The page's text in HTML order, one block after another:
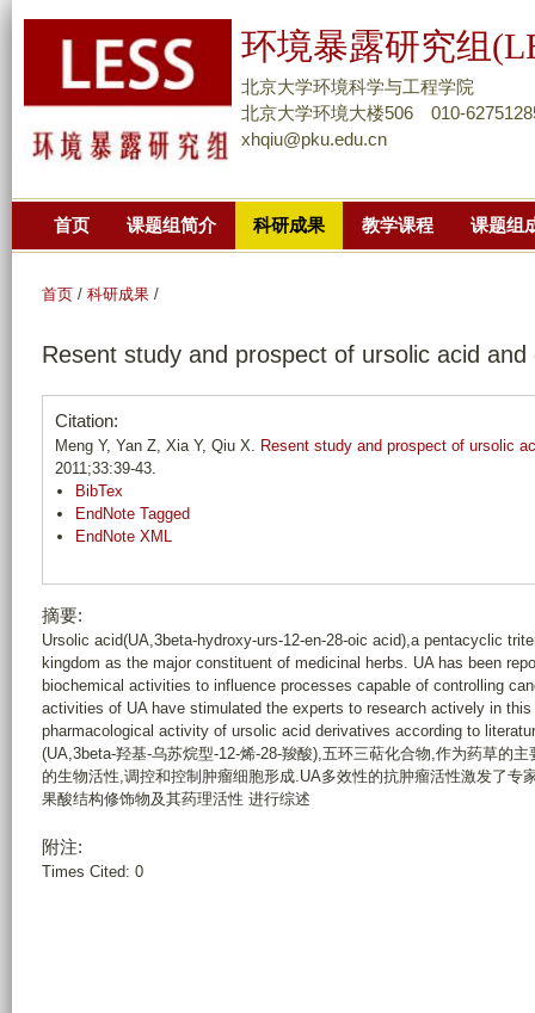
页
主
要
分
环境暴露研究组
北京大学环境科学与工程学院
北京大学环境大楼506 010-
xhqiu@pku.edu.cn
首页 课题组简介 科研成果 教学课程 课题组
首页 / 科研成果 /
Resent study and prospect of ursolic acid and
Citation:
Meng Y, Yan Z, Xia Y, Qiu X. Resent study and prospect of ursolic
2011;33:39-43.
BibTex
EndNote Tagged
EndNote XML
摘要:
Ursolic acid(UA,3beta-hydroxy-urs-12-en-28-oic acid),a pentacyclic
kingdom as the major constituent of medicinal herbs. UA has been
biochemical activities to influence processes capable of controlling
activities of UA have stimulated the experts to research actively in
pharmacological activity of ursolic acid derivatives according to
(UA,3beta-羟基-乌苏烷型-12-烯-28-羧酸),五环三萜化合物,作为药草的
的生物活性,调控和控制肿瘤细胞形成.UA多效性的抗肿瘤活性激发了
果酸结构修饰物及其药理活性 进行综述
附注:
Times Cited: 0